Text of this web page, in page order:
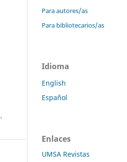
Para autores/as
Para bibliotecarios/as
Idioma
English
Español
Enlaces
UMSA Revistas